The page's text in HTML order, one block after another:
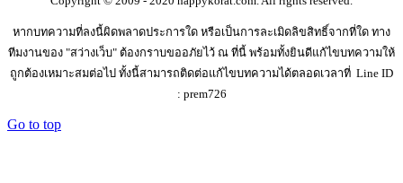
หากบทความที่ลงนี้ผิดพลาดประการใด หรือเป็นการละเมิดลิขสิทธิ์จากที่ใด ทาง
ทีมงานของ "สว่างเว็บ" ต้องกราบขออภัยไว้ ณ ที่นี้ พร้อมทั้งยินดีแก้ไขบทความให้
ถูกต้องเหมาะสมต่อไป ทั้งนี้สามารถติดต่อแก้ไขบทความได้ตลอดเวลาที่ Line ID
: prem726
Go to top